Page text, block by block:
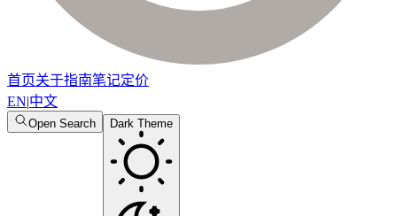
首页关于指南笔记定价
EN|中文
Open Search Dark Theme